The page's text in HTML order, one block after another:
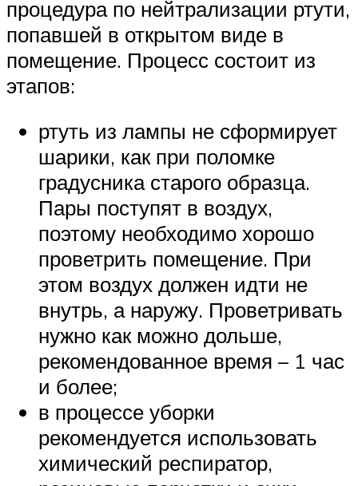
процедура по нейтрализации ртути,
попавшей в открытом виде в
помещение. Процесс состоит из
этапов:
ртуть из лампы не сформирует
шарики, как при поломке
градусника старого образца.
Пары поступят в воздух,
поэтому необходимо хорошо
проветрить помещение. При
этом воздух должен идти не
внутрь, а наружу. Проветривать
нужно как можно дольше,
рекомендованное время – 1 час
и более;
в процессе уборки
рекомендуется использовать
химический респиратор,